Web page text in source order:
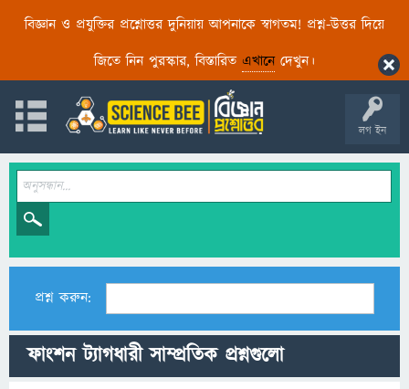
বিজ্ঞান ও প্রযুক্তির প্রশ্নোত্তর দুনিয়ায় আপনাকে স্বাগতম! প্রশ্ন-উত্তর দিয়ে
জিতে নিন পুরস্কার, বিস্তারিত এখানেদেখুন।
লগ ইন
প্রশ্ন করুন:
ফাংশন ট্যাগধারী সাম্প্রতিক প্রশ্নগুলো